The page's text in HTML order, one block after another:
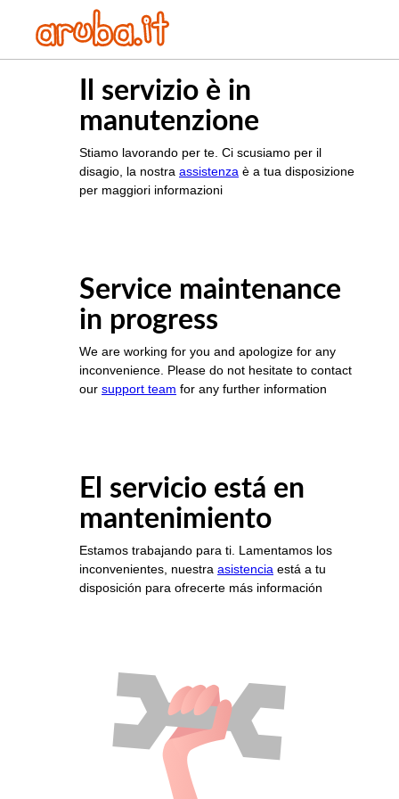
Il servizio è in
manutenzione
Stiamo lavorando per te. Ci scusiamo per il
disagio, la nostra assistenza è a tua disposizione
per maggiori informazioni
Service maintenance
in progress
We are working for you and apologize for any
inconvenience. Please do not hesitate to contact
our support team for any further information
El servicio está en
mantenimiento
Estamos trabajando para ti. Lamentamos los
inconvenientes, nuestra asistencia está a tu
disposición para ofrecerte más información